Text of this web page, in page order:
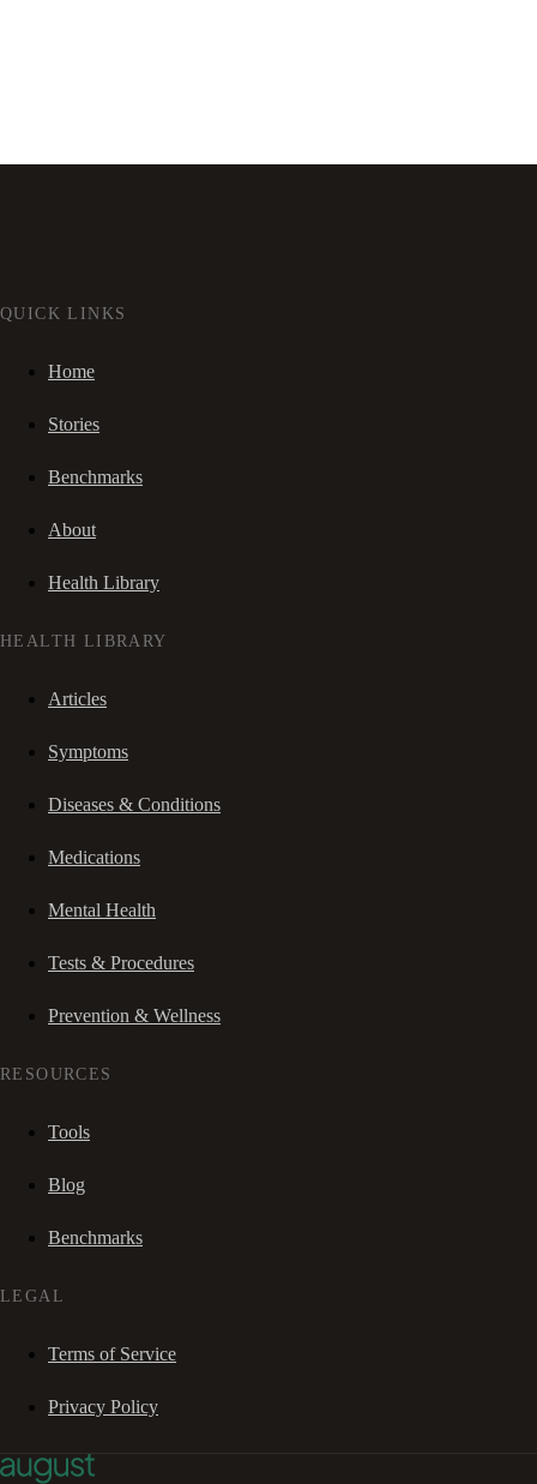
QUICK LINKS
Home
Stories
Benchmarks
About
Health Library
HEALTH LIBRARY
Articles
Symptoms
Diseases & Conditions
Medications
Mental Health
Tests & Procedures
Prevention & Wellness
RESOURCES
Tools
Blog
Benchmarks
LEGAL
Terms of Service
Privacy Policy